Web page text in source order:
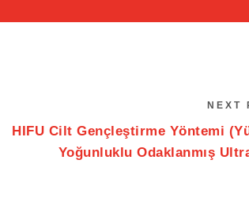
NEXT
HIFU Cilt Gençleştirme Yöntemi
Yoğunluklu Odaklanmış